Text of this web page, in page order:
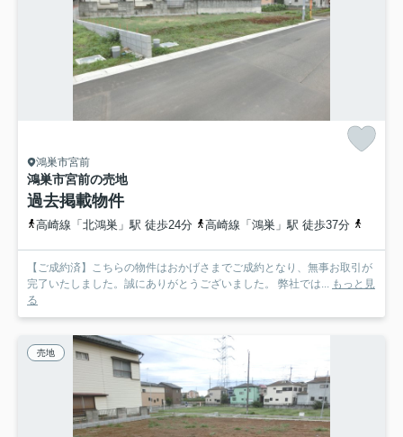
鴻巣市宮前
鴻巣市宮前の売地
過去掲載物件
高崎線「北鴻巣」駅 徒歩24分 高崎線「鴻巣」駅 徒歩37分
【ご成約済】こちらの物件はおかげさまでご成約となり、無事お取引が
完了いたしました。誠にありがとうございました。 弊社では... もっと見
る
売地